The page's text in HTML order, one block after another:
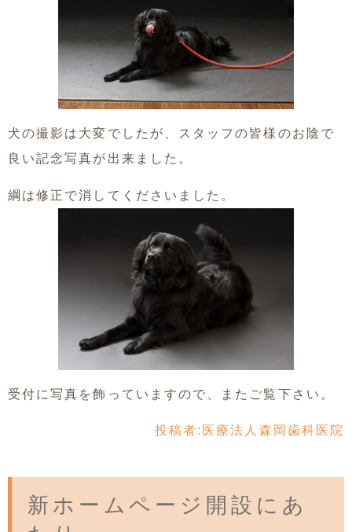
犬の撮影は大変でしたが、スタッフの皆様のお陰で
良い記念写真が出来ました。
綱は修正で消してくださいました。
受付に写真を飾っていますので、またご覧下さい。
投稿者: 医療法人森岡歯科医院
新ホームページ開設にあ